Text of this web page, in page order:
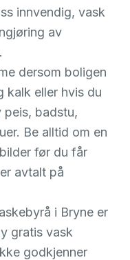
innvendig, vask
av
dersom boligen
eller hvis du
peis, badstu,
Be alltid om en
før du får
avtalt på
i Bryne er
gratis vask
godkjenner